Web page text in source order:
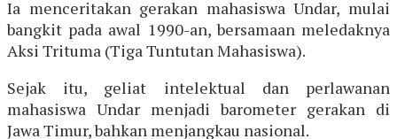
Ia menceritakan gerakan mahasiswa Undar, mulai
bangkit pada awal 1990-an, bersamaan meledaknya
Aksi Trituma (Tiga Tuntutan Mahasiswa).
Sejak itu, geliat intelektual dan perlawanan
mahasiswa Undar menjadi barometer gerakan di
Jawa Timur, bahkan menjangkau nasional.